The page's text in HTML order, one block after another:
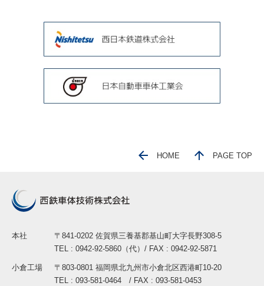
HOME PAGE TOP
本社
〒841-0202 佐賀県三養基郡基山町大字長野308-5
TEL : 0942-92-5860（代）/ FAX : 0942-92-5871
小倉工場
〒803-0801 福岡県北九州市小倉北区西港町10-20
TEL : 093-581-0464 / FAX : 093-581-0453